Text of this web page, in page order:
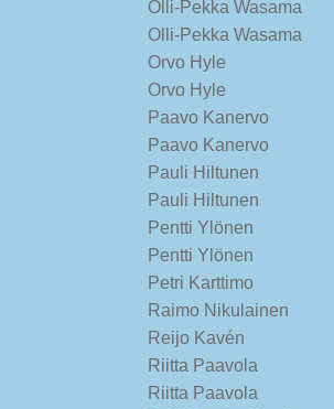
Olli-Pekka Wasama
Olli-Pekka Wasama
Orvo Hyle
Orvo Hyle
Paavo Kanervo
Paavo Kanervo
Pauli Hiltunen
Pauli Hiltunen
Pentti Ylönen
Pentti Ylönen
Petri Karttimo
Raimo Nikulainen
Reijo Kavén
Riitta Paavola
Riitta Paavola